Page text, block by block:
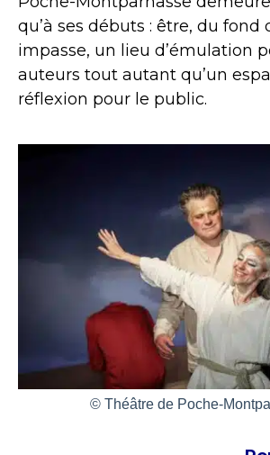
qu’à ses débuts : être, du fond
impasse, un lieu d’émulation
auteurs tout autant qu’un
réflexion pour le public.
© Théâtre de Poche-